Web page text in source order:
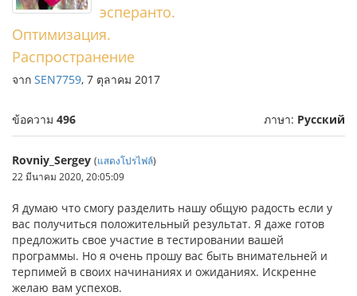
эсперанто.
Оптимизация.
Распространение
จาก SEN7759, 7 ตุลาคม 2017
ข้อความ 496 ภาษา: Русский
Rovniy_Sergey (แสดงโปรไฟล์)
22 มีนาคม 2020, 20:05:09
Я думаю что смогу разделить нашу общую радость если у
вас получиться положительный результат. Я даже готов
предложить свое участие в тестировании вашей
программы. Но я очень прошу вас быть внимательней и
терпимей в своих начинаниях и ожиданиях. Искренне
желаю вам успехов.